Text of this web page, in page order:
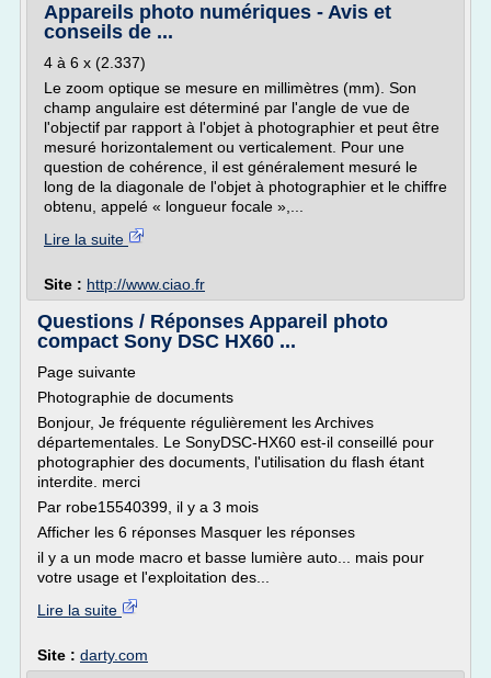
Appareils photo numériques - Avis et
conseils de ...
4 à 6 x (2.337)
Le zoom optique se mesure en millimètres (mm). Son
champ angulaire est déterminé par l'angle de vue de
l'objectif par rapport à l'objet à photographier et peut être
mesuré horizontalement ou verticalement. Pour une
question de cohérence, il est généralement mesuré le
long de la diagonale de l'objet à photographier et le chiffre
obtenu, appelé « longueur focale »,...
Lire la suite
Site : http://www.ciao.fr
Questions / Réponses Appareil photo
compact Sony DSC HX60 ...
Page suivante
Photographie de documents
Bonjour, Je fréquente régulièrement les Archives
départementales. Le SonyDSC-HX60 est-il conseillé pour
photographier des documents, l'utilisation du flash étant
interdite. merci
Par robe15540399, il y a 3 mois
Afficher les 6 réponses Masquer les réponses
il y a un mode macro et basse lumière auto... mais pour
votre usage et l'exploitation des...
Lire la suite
Site : darty.com